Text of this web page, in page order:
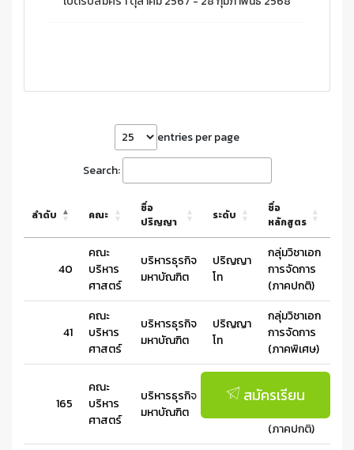
entries per page
Search:
ลำดับ คณะ
ชื่อ
ปริญญา
ระดับ
ชื่อ
หลักสูตร
40
คณะ
บริหาร
ศาสตร์
บริหารธุรกิจ
มหาบัณฑิต
ปริญญา
โท
กลุ่มวิชาเอก
การจัดการ
(ภาคปกติ)
41
คณะ
บริหาร
ศาสตร์
บริหารธุรกิจ
มหาบัณฑิต
ปริญญา
โท
กลุ่มวิชาเอก
การจัดการ
(ภาคพิเศษ)
165
คณะ
บริหาร
ศาสตร์
บริหารธุรกิจ
มหาบัณฑิต
ปริญญา
การบัญชี
(ภาคปกติ)
สมัครเรียน